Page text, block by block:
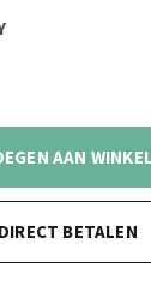
AAN
DIRECT BETALEN